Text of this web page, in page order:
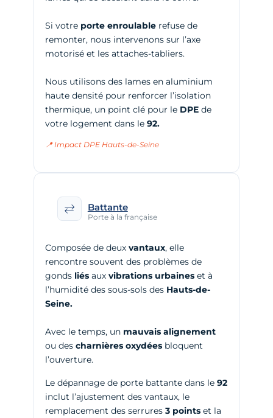
Si votre porte enroulablerefuse de
remonter, nous intervenons sur l’axe
motorisé et les attaches-tabliers.
Nous utilisons des lames en aluminium
haute densité pour renforcer l’isolation
thermique, un point clé pour le DPEde
votre logement dans le 92.
📍 Impact DPE Hauts-de-Seine
Battante
Porte à la française
Composée de deux vantaux, elle
rencontre souvent des problèmes de
gonds liésaux vibrations urbaineset à
l’humidité des sous-sols des Hauts-de-
Seine.
Avec le temps, un mauvais alignement
ou des charnières oxydéesbloquent
l’ouverture.
Le dépannage de porte battante dans le 92
inclut l’ajustement des vantaux, le
remplacement des serrures 3 pointset la